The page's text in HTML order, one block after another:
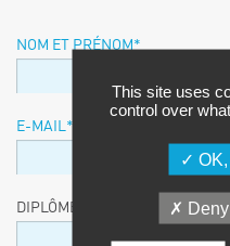
NOM ET PRÉNOM *
E-MAIL *
DIPLÔME / EQUIVALENCE /
This site uses
control over
OK,